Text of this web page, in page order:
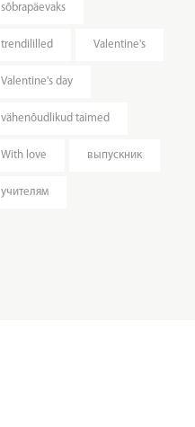
sõbrapäevaks
trendililled Valentine's
Valentine's day
vähenõudlikud taimed
With love выпускник
учителям